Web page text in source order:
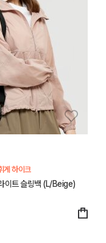
게 하이크
이트 슬링백 (L/Beige)